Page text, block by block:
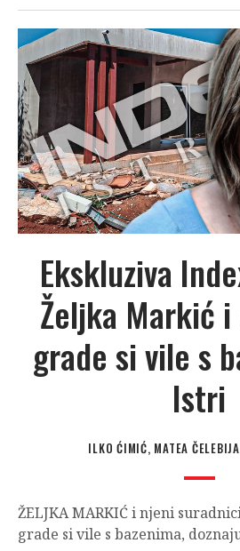
Ekskluziva
Željka Markić
grade si vile s
Istri
ILKO ĆIMIĆ, MATEA ČELEBIJA
ŽELJKA MARKIĆ i njeni
grade si vile s bazenima,